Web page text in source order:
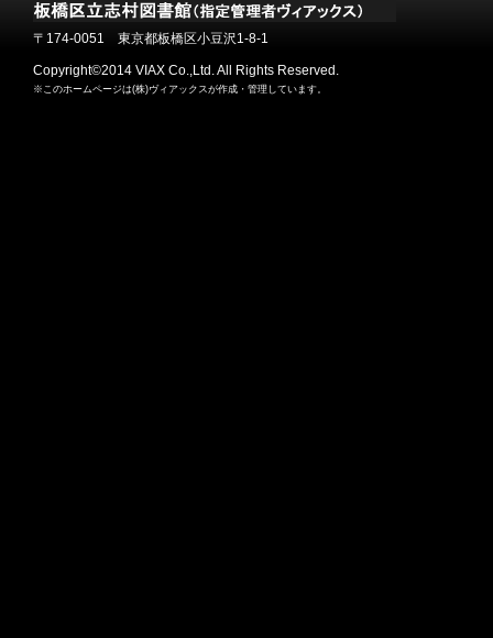
〒174-0051 東京都板橋区小豆沢1-8-1
Copyright©2014 VIAX Co.,Ltd. All Rights Reserved.
※このホームページは(株)ヴィアックスが作成・管理しています。